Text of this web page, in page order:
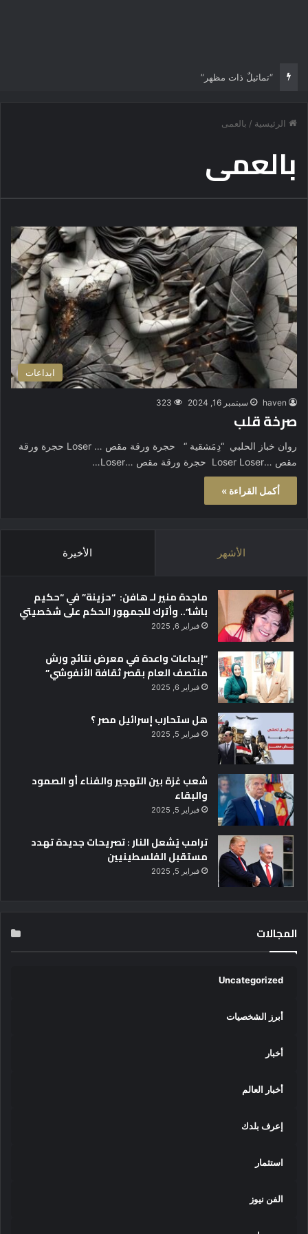
“تماثيلٌ ذات مظهر”
الرئيسية / بالعمى
بالعمى
ابداعات
haven سبتمبر 16, 2024 323
صرخة قلب
روان خباز الحلبي “دِمَشقية “ حجرة ورقة مقص … Loser حجرة ورقة
مقص …Loser Loser حجرة ورقة مقص …Loser…
أكمل القراءة »
الأشهر الأخيرة
ماجدة منير لـ هافن: “حزينة” في “حكيم
باشا”.. وأترك للجمهور الحكم على شخصيتي
فبراير 6, 2025
“إبداعات واعدة في معرض نتائج ورش
منتصف العام بقصر ثقافة الأنفوشي”
فبراير 6, 2025
هل ستحارب إسرائيل مصر ؟
فبراير 5, 2025
شعب غزة بين التهجير والفناء أو الصمود
والبقاء
فبراير 5, 2025
ترامب يُشعل النار : تصريحات جديدة تهدد
مستقبل الفلسطينيين
فبراير 5, 2025
المجالات
Uncategorized
أبرز الشخصيات
أخبار
أخبار العالم
إعرف بلدك
استثمار
الفن نيوز